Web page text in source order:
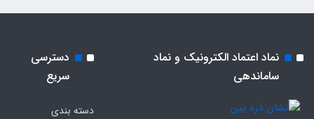
نماد اعتماد الکترونیک و نماد
ساماندهی
دسترسی
سریع
دسته بندی